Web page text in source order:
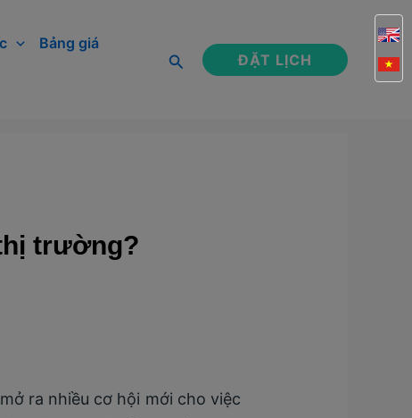
Bảng giá
Tìm
ĐẶT LỊCH
trường?
ra nhiều cơ hội mới cho việc